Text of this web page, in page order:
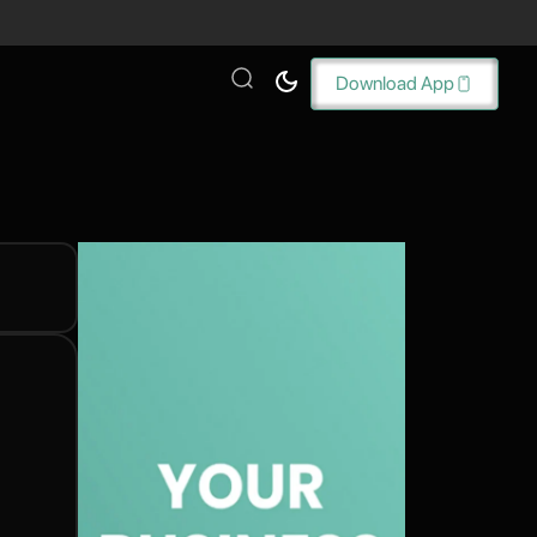
Download App